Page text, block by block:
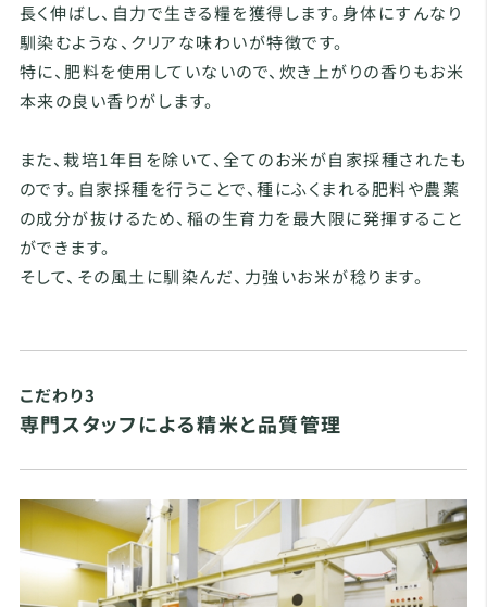
長く伸ばし、自力で生きる糧を獲得します。身体にすんなり
馴染むような、クリアな味わいが特徴です。
特に、肥料を使用していないので、炊き上がりの香りもお米
本来の良い香りがします。
また、栽培1年目を除いて、全てのお米が自家採種されたも
のです。自家採種を行うことで、種にふくまれる肥料や農薬
の成分が抜けるため、稲の生育力を最大限に発揮すること
ができます。
そして、その風土に馴染んだ、力強いお米が稔ります。
こだわり3
専門スタッフによる精米と品質管理